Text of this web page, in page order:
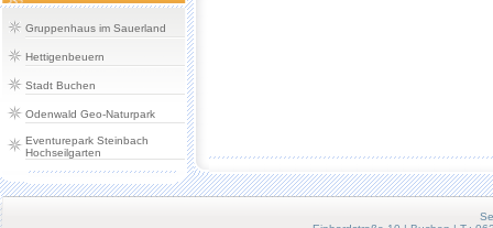
Gruppenhaus im Sauerland
Hettigenbeuern
Stadt Buchen
Odenwald Geo-Naturpark
Eventurepark Steinbach
Hochseilgarten